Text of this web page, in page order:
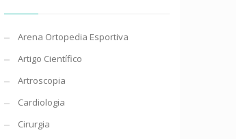
Arena Ortopedia Esportiva
Artigo Científico
Artroscopia
Cardiologia
Cirurgia